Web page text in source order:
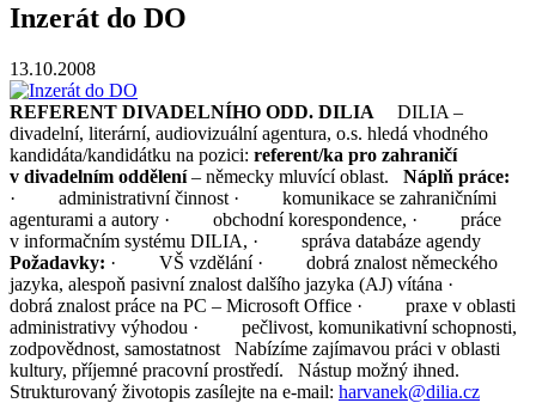
Inzerát do DO
13.10.2008
REFERENT DIVADELNÍHO ODD. DILIA
DILIA –
divadelní, literární, audiovizuální agentura, o.s. hledá vhodného
kandidáta/kandidátku na pozici: referent/ka pro zahraničí
v divadelním oddělení– německy mluvící oblast. Náplň práce:
· administrativní činnost · komunikace se zahraničními
agenturami a autory · obchodní korespondence, · práce
v informačním systému DILIA, · správa databáze agendy
Požadavky: · VŠ vzdělání · dobrá znalost německého
jazyka, alespoň pasivní znalost dalšího jazyka (AJ) vítána ·
dobrá znalost práce na PC – Microsoft Office · praxe v oblasti
administrativy výhodou · pečlivost, komunikativní schopnosti,
zodpovědnost, samostatnost Nabízíme zajímavou práci v oblasti
kultury, příjemné pracovní prostředí. Nástup možný ihned.
Strukturovaný životopis zasílejte na e-mail: harvanek@dilia.cz